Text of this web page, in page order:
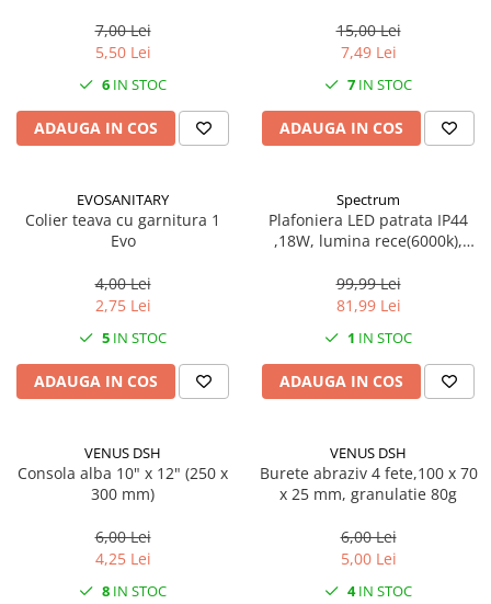
7,00 Lei
5,50 Lei
6 IN STOC
ADAUGA IN COS
15,00 Lei
7,49 Lei
7 IN STOC
ADAUGA IN COS
EVOSANITARY
Colier teava cu garnitura 1
Evo
4,00 Lei
2,75 Lei
5 IN STOC
ADAUGA IN COS
Spectrum
Plafoniera LED patrata IP44
,18W, lumina rece(6000k),
99,99 Lei
81,99 Lei
1 IN STOC
ADAUGA IN COS
VENUS DSH
Consola alba 10" x 12" (250 x
300 mm)
6,00 Lei
4,25 Lei
8 IN STOC
VENUS DSH
Burete abraziv 4 fete,100 x 70
x 25 mm, granulatie 80g
6,00 Lei
5,00 Lei
4IN STOC